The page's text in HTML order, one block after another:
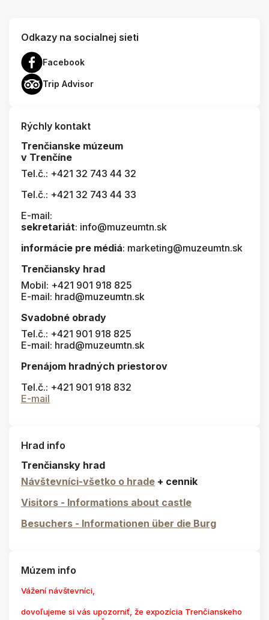
Odkazy na socialnej sieti
Facebook
Trip Advisor
Rýchly kontakt
Trenčianske múzeum
v Trenčíne
Tel.č.: +421 32 743 44 32
Tel.č.: +421 32 743 44 33
E-mail:
sekretariát: info@muzeumtn.sk
informácie pre médiá: marketing@muzeumtn.sk
Trenčiansky hrad
Mobil: +421 901 918 825
E-mail: hrad@muzeumtn.sk
Svadobné obrady
Tel.č.: +421 901 918 825
E-mail: hrad@muzeumtn.sk
Prenájom hradných priestorov
Tel.č.: +421 901 918 832
E-mail
Hrad info
Trenčiansky hrad
Návštevníci-všetko o hrade + cennik
Visitors - Informations about castle
Besuchers - Informationen über die Burg
Múzem info
Vážení návštevníci,
dovoľujeme si vás upozorniť, že expozícia Trenčianskeho